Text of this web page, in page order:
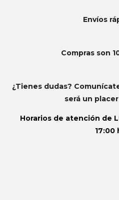
Envíos
Compras son
¿Tienes dudas?
será un
Horarios de atención de
17:00